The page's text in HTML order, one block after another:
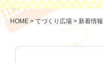
HOME >てづくり広場 > 新着情報